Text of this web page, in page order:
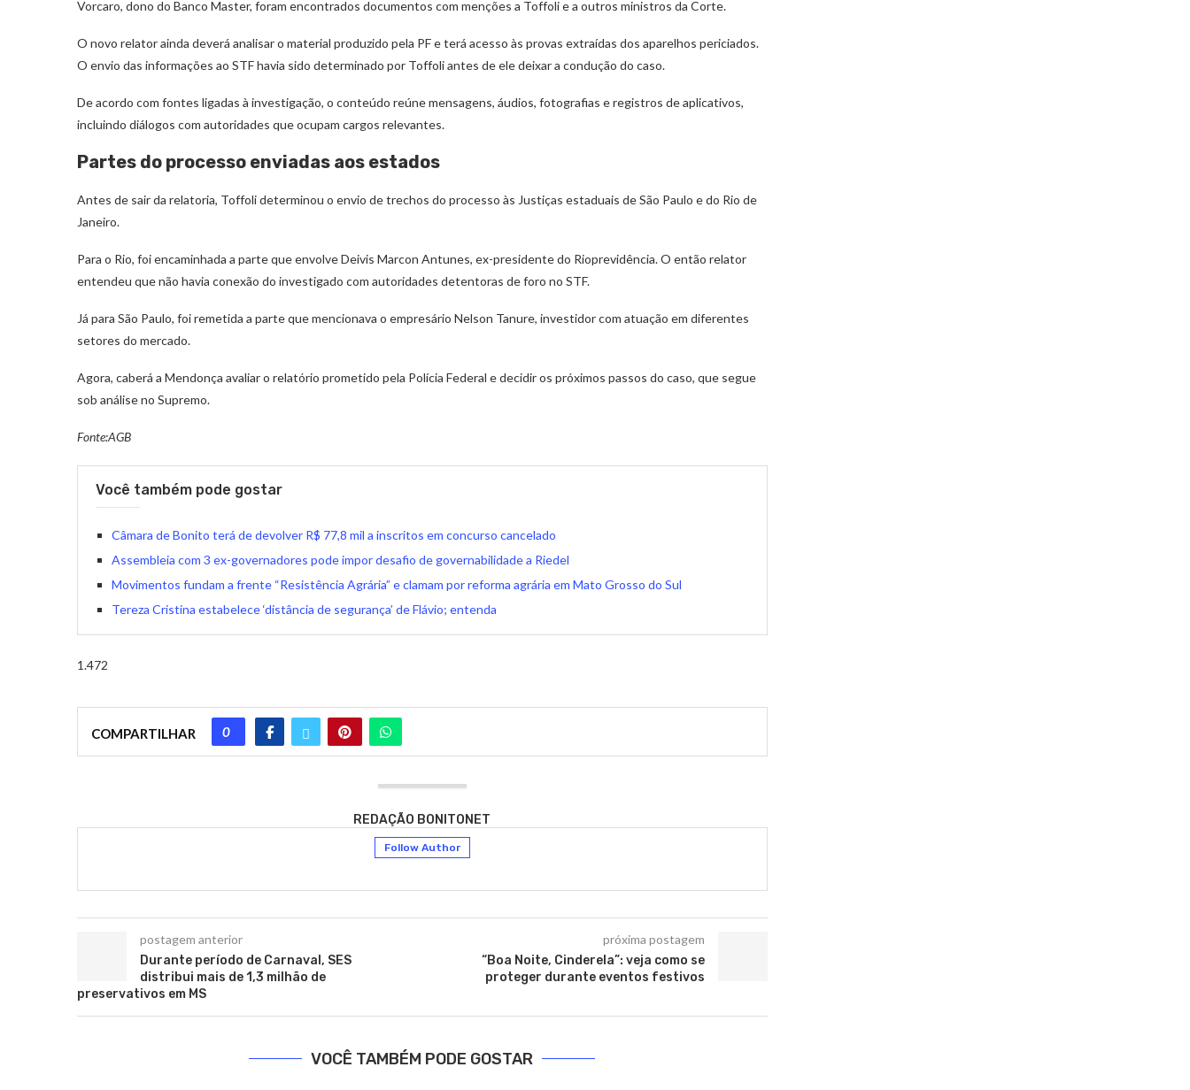
Vorcaro, dono do Banco Master, foram encontrados documentos com menções a Toffoli e a outros ministros da Corte.
O novo relator ainda deverá analisar o material produzido pela PF e terá acesso às provas extraídas dos aparelhos periciados.
O envio das informações ao STF havia sido determinado por Toffoli antes de ele deixar a condução do caso.
De acordo com fontes ligadas à investigação, o conteúdo reúne mensagens, áudios, fotografias e registros de aplicativos,
incluindo diálogos com autoridades que ocupam cargos relevantes.
Partes do processo enviadas aos estados
Antes de sair da relatoria, Toffoli determinou o envio de trechos do processo às Justiças estaduais de São Paulo e do Rio de
Janeiro.
Para o Rio, foi encaminhada a parte que envolve Deivis Marcon Antunes, ex-presidente do Rioprevidência. O então relator
entendeu que não havia conexão do investigado com autoridades detentoras de foro no STF.
Já para São Paulo, foi remetida a parte que mencionava o empresário Nelson Tanure, investidor com atuação em diferentes
setores do mercado.
Agora, caberá a Mendonça avaliar o relatório prometido pela Polícia Federal e decidir os próximos passos do caso, que segue
sob análise no Supremo.
Fonte:AGB
Você também pode gostar
Câmara de Bonito terá de devolver R$ 77,8 mil a inscritos em concurso cancelado
Assembleia com 3 ex-governadores pode impor desafio de governabilidade a Riedel
Movimentos fundam a frente “Resistência Agrária” e clamam por reforma agrária em Mato Grosso do Sul
Tereza Cristina estabelece ‘distância de segurança’ de Flávio; entenda
1.472
COMPARTILHAR 0
REDAÇÃO BONITONET
Follow Author
postagem anterior
Durante período de Carnaval, SES
distribui mais de 1,3 milhão de
preservativos em MS
próxima postagem
“Boa Noite, Cinderela”: veja como se
proteger durante eventos festivos
VOCÊ TAMBÉM PODE GOSTAR